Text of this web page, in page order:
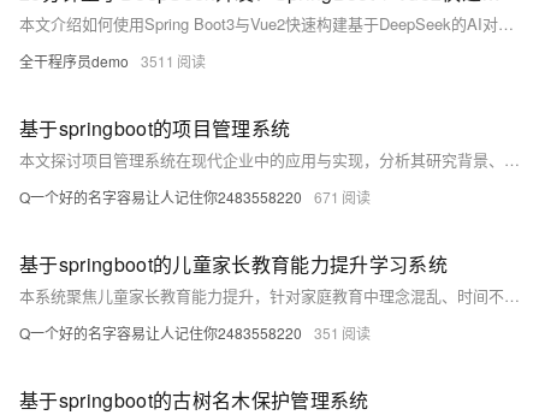
本文介绍如何使用Spring Boot3与Vue2快速构建基于DeepSeek的AI对话系统。系统具备实时流式交互、Markdown内容渲染、前端安全防护等功能，采用响应式架构提升性能。后端以Spring Boot为核心，结合WebFlux和Lombok开发；前端使用Vue2配合WebSocket实现双向通信，并通过DOMPurify保障安全性。项目支持中文语义优化，API延迟低，成本可控，适合个人及企业应用。跟随教程，轻松开启AI应用开发之旅！
全干程序员demo 3511
基于springboot的项目管理系统
本文探讨项目管理系统在现代企业中的应用与实现，分析其研究背景、意义及现状，阐述基于SSM、Java、MySQL和Vue等技术构建系统的关键方法，展现其在提升管理效率、协同水平与风险管控方面的价值。
Q一个好的名字容易让人记住你2483558220 671
基于springboot的儿童家长教育能力提升学习系统
本系统聚焦儿童家长教育能力提升，针对家庭教育中理念混乱、时间不足、个性化服务缺失等问题，构建科学、系统、个性化的在线学习平台。融合Spring Boot、Vue等先进技术，整合优质教育资源，提供高效便捷的学习路径，助力家长掌握科学育儿方法，促进儿童全面健康发展，推动家庭和谐与社会进步。
Q一个好的名字容易让人记住你2483558220 351
基于springboot的古树名木保护管理系统